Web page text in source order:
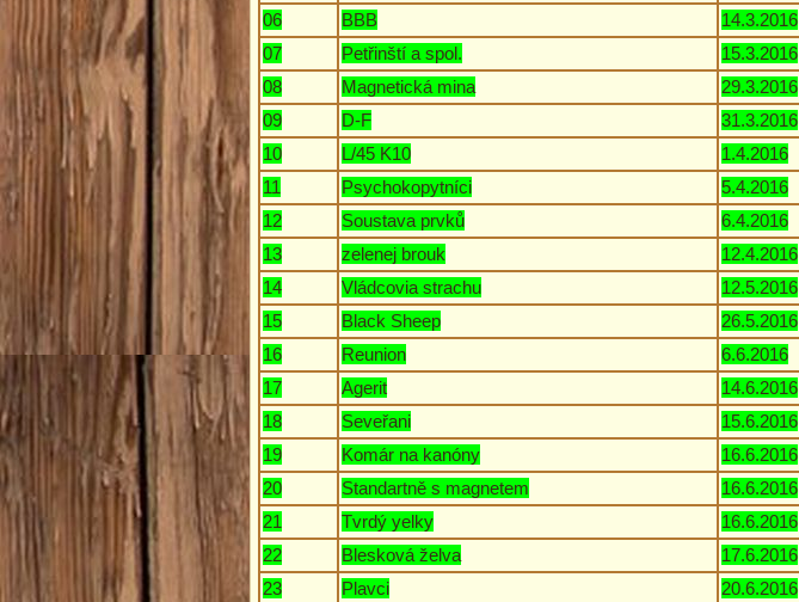
06
BBB
14.3.2016
07
Petřinští a spol.
15.3.2016
08
Magnetická mina
29.3.2016
09
D-F
31.3.2016
10
L/45 K10
1.4.2016
11
Psychokopytníci
5.4.2016
12
Soustava prvků
6.4.2016
13
zelenej brouk
12.4.2016
14
Vládcovia strachu
12.5.2016
15
Black Sheep
26.5.2016
16
Reunion
6.6.2016
17
Agerit
14.6.2016
18
Seveřani
15.6.2016
19
Komár na kanóny
16.6.2016
20
Standartně s magnetem
16.6.2016
21
Tvrdý yelky
16.6.2016
22
Blesková želva
17.6.2016
23
Plavci
20.6.2016